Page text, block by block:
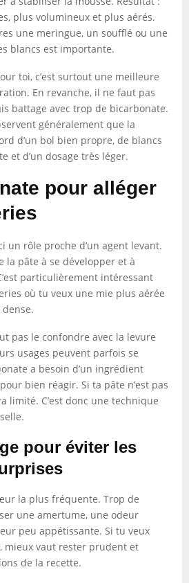
plus volumineux et plus aérés.
une meringue, un soufflé ou une
blancs est importante.
toi, c’est surtout une meilleure
En revanche, il ne faut pas
battage avec trop de bicarbonate.
généralement que la
d’un bol bien propre, de blancs
et d’un dosage très léger.
pour alléger
un rôle proche d’un agent levant.
la pâte à se développer et à
particulièrement intéressant
où tu veux une mie plus aérée
pas le confondre avec la levure
usages peuvent parfois se
a besoin d’un ingrédient
bien réagir. Si ta pâte n’est pas
limité. C’est donc une technique
pour éviter les
la plus fréquente. Trop de
une amertume, une odeur
peu appétissante. Si tu veux
mieux vaut rester prudent et
de la recette.